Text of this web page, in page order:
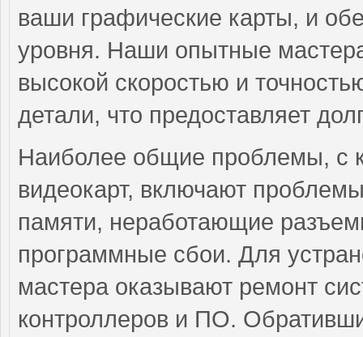
ваши графические карты, и
уровня. Наши опытные
высокой скоростью и
детали, что предоставляет
Наиболее общие проблемы, с
видеокарт, включают
памяти, неработающие
программные сбои. Для
мастера оказывают ремонт
контроллеров и ПО.